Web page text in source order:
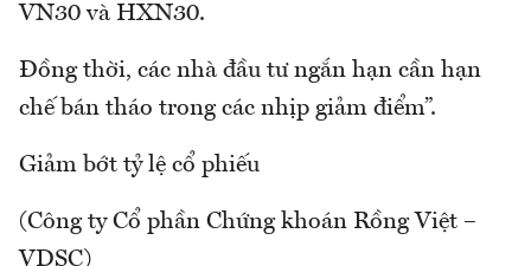
VN30 và HXN30.
Đồng thời, các nhà đầu tư ngắn hạn cần hạn
chế bán tháo trong các nhịp giảm điểm”.
Giảm bớt tỷ lệ cổ phiếu
(Công ty Cổ phần Chứng khoán Rồng Việt –
VDSC)